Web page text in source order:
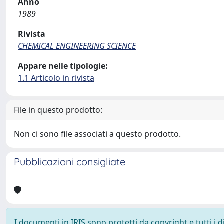
1989
Rivista
CHEMICAL ENGINEERING SCIENCE
Appare nelle tipologie:
1.1 Articolo in rivista
File in questo prodotto:
Non ci sono file associati a questo prodotto.
Pubblicazioni consigliate